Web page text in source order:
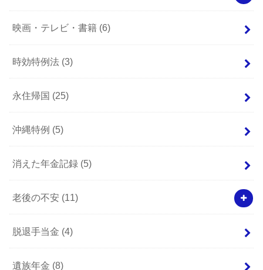
映画・テレビ・書籍 (6)
時効特例法 (3)
永住帰国 (25)
沖縄特例 (5)
消えた年金記録 (5)
老後の不安 (11)
脱退手当金 (4)
遺族年金 (8)